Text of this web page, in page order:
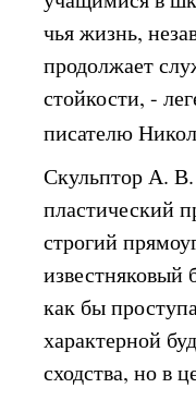
чья жизнь,
продолжает
стойкости, -
писателю
Скульптор А.
пластический
строгий
известняковый
как бы
характерной
сходства, но в